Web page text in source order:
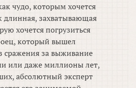
чудо, которым хочется
длинная, захватывающая
хочется погрузиться
который вышел
сражения за выживание
или даже миллионы лет,
абсолютный эксперт